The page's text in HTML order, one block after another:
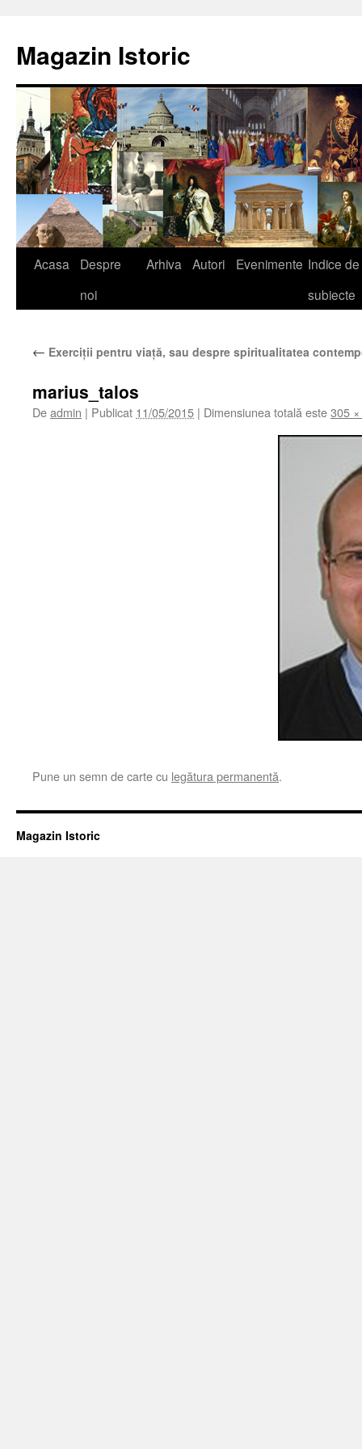
conținut
Magazin Istoric
Acasa
Despre
noi
Arhiva Autori Evenimente Indice de
subiecte
← Exerciții pentru viață, sau despre spiritualitatea
marius_talos
Deadmin | Publicat 11/05/2015 | Dimensiunea totală este305
Pune un semn de carte cu legătura permanentă.
Magazin Istoric